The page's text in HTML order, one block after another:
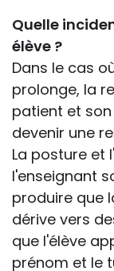
Quelle
élève ?
Dans le cas
prolonge, la
patient et
devenir une
La posture et
l'enseignant
produire que
dérive vers
que l'élève
prénom et le